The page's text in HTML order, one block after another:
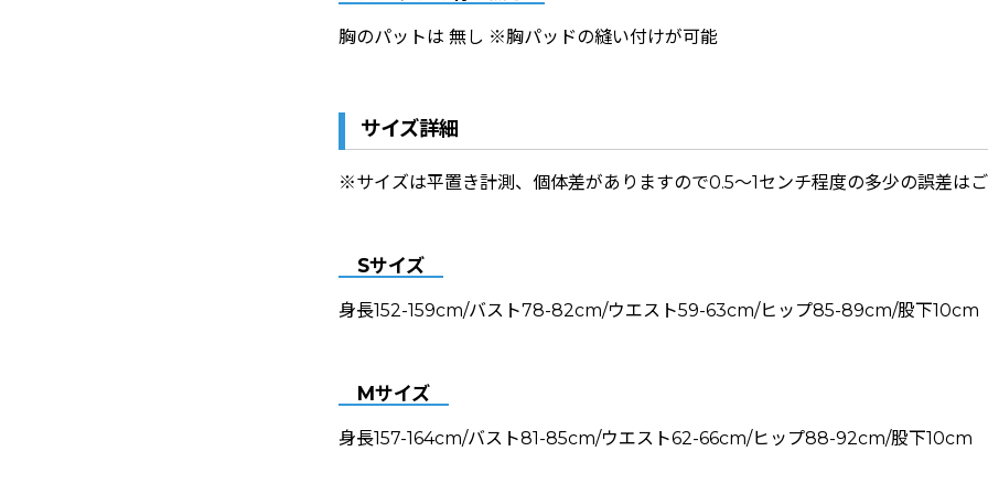
胸のパットは 無し ※胸パッドの縫い付けが可能
サイズ詳細
※サイズは平置き計測、個体差がありますので0.5〜1センチ程度の多少の誤差は
Sサイズ
身長152-159cm/バスト78-82cm/ウエスト59-63cm/ヒップ85-89cm/股下10cm
Mサイズ
身長157-164cm/バスト81-85cm/ウエスト62-66cm/ヒップ88-92cm/股下10cm